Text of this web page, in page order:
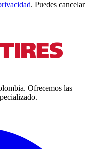
. Puedes cancelar
Ofrecemos las